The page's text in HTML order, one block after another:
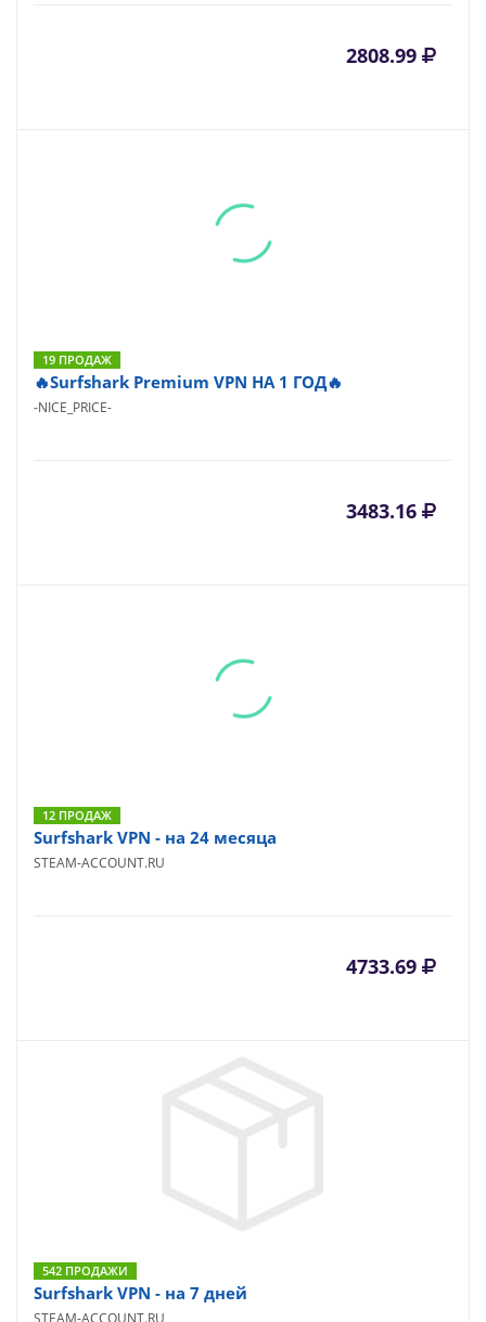
2808.99
19 ПРОДАЖ
🔥Surfshark Premium VPN НА 1 ГОД🔥
-NICE_PRICE-
3483.16
12 ПРОДАЖ
Surfshark VPN - на 24 месяца
STEAM-ACCOUNT.RU
4733.69
542 ПРОДАЖИ
Surfshark VPN - на 7 дней
STEAM-ACCOUNT.RU